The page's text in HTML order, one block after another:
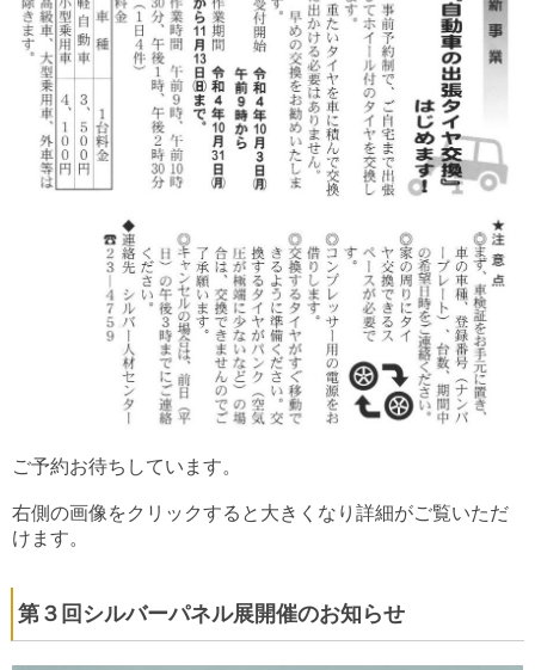
ご予約お待ちしています。
右側の画像をクリックすると大きくなり詳細がご覧いただ
けます。
第３回シルバーパネル展開催のお知らせ